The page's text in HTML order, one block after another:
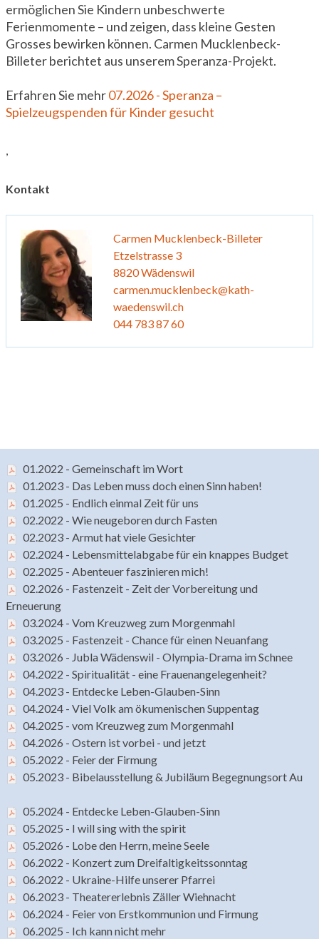
ermöglichen Sie Kindern unbeschwerte
Ferienmomente – und zeigen, dass kleine Gesten
Grosses bewirken können. Carmen Mucklenbeck-
Billeter berichtet aus unserem Speranza-Projekt.
Erfahren Sie mehr07.2026 - Speranza –
Spielzeugspenden für Kinder gesucht
Kontakt
Carmen Mucklenbeck-Billeter
Etzelstrasse 3
8820 Wädenswil
carmen.mucklenbeck@kath-
waedenswil.ch
044 783 87 60
01.2022 - Gemeinschaft im Wort
01.2023 - Das Leben muss doch einen Sinn haben!
01.2025 - Endlich einmal Zeit für uns
02.2022 - Wie neugeboren durch Fasten
02.2023 - Armut hat viele Gesichter
02.2024 - Lebensmittelabgabe für ein knappes Budget
02.2025 - Abenteuer faszinieren mich!
02.2026 - Fastenzeit - Zeit der Vorbereitung und
Erneuerung
03.2024 - Vom Kreuzweg zum Morgenmahl
03.2025 - Fastenzeit - Chance für einen Neuanfang
03.2026 - Jubla Wädenswil - Olympia-Drama im Schnee
04.2022 - Spiritualität - eine Frauenangelegenheit?
04.2023 - Entdecke Leben-Glauben-Sinn
04.2024 - Viel Volk am ökumenischen Suppentag
04.2025 - vom Kreuzweg zum Morgenmahl
04.2026 - Ostern ist vorbei - und jetzt
05.2022 - Feier der Firmung
05.2023 - Bibelausstellung & Jubiläum Begegnungsort Au
05.2024 - Entdecke Leben-Glauben-Sinn
05.2025 - I will sing with the spirit
05.2026 - Lobe den Herrn, meine Seele
06.2022 - Konzert zum Dreifaltigkeitssonntag
06.2022 - Ukraine-Hilfe unserer Pfarrei
06.2023 - Theatererlebnis Zäller Wiehnacht
06.2024 - Feier von Erstkommunion und Firmung
06.2025 - Ich kann nicht mehr